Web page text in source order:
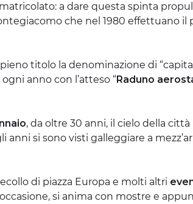
a dare questa spinta
che nel 1980 effettuano
titolo la denominazione di
anno con l’atteso “Raduno
, da oltre 30 anni, il cielo della
si sono visti galleggiare a
di piazza Europa e molti altri
si anima con mostre e